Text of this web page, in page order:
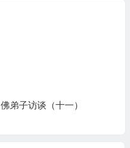
佛弟子访谈（十一）